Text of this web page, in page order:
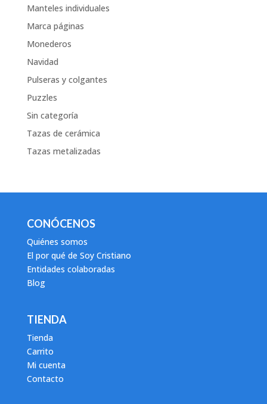
Manteles individuales
Marca páginas
Monederos
Navidad
Pulseras y colgantes
Puzzles
Sin categoría
Tazas de cerámica
Tazas metalizadas
CONÓCENOS
Quiénes somos
El por qué de Soy Cristiano
Entidades colaboradas
Blog
TIENDA
Tienda
Carrito
Mi cuenta
Contacto